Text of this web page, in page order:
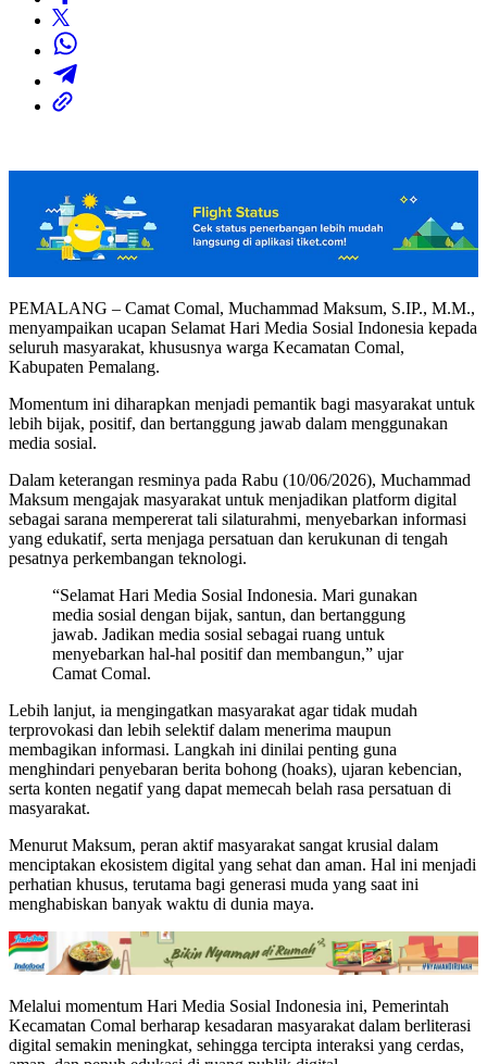
PEMALANG – Camat Comal, Muchammad Maksum, S.IP., M.M.,
menyampaikan ucapan Selamat Hari Media Sosial Indonesia kepada
seluruh masyarakat, khususnya warga Kecamatan Comal,
Kabupaten Pemalang.
Momentum ini diharapkan menjadi pemantik bagi masyarakat untuk
lebih bijak, positif, dan bertanggung jawab dalam menggunakan
media sosial.
Dalam keterangan resminya pada Rabu (10/06/2026), Muchammad
Maksum mengajak masyarakat untuk menjadikan platform digital
sebagai sarana mempererat tali silaturahmi, menyebarkan informasi
yang edukatif, serta menjaga persatuan dan kerukunan di tengah
pesatnya perkembangan teknologi.
“Selamat Hari Media Sosial Indonesia. Mari gunakan
media sosial dengan bijak, santun, dan bertanggung
jawab. Jadikan media sosial sebagai ruang untuk
menyebarkan hal-hal positif dan membangun,” ujar
Camat Comal.
Lebih lanjut, ia mengingatkan masyarakat agar tidak mudah
terprovokasi dan lebih selektif dalam menerima maupun
membagikan informasi. Langkah ini dinilai penting guna
menghindari penyebaran berita bohong (hoaks), ujaran kebencian,
serta konten negatif yang dapat memecah belah rasa persatuan di
masyarakat.
Menurut Maksum, peran aktif masyarakat sangat krusial dalam
menciptakan ekosistem digital yang sehat dan aman. Hal ini menjadi
perhatian khusus, terutama bagi generasi muda yang saat ini
menghabiskan banyak waktu di dunia maya.
Melalui momentum Hari Media Sosial Indonesia ini, Pemerintah
Kecamatan Comal berharap kesadaran masyarakat dalam berliterasi
digital semakin meningkat, sehingga tercipta interaksi yang cerdas,